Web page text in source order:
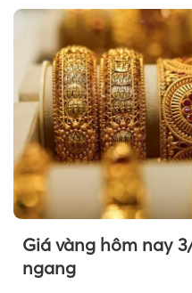
Giá vàng hôm nay
ngang